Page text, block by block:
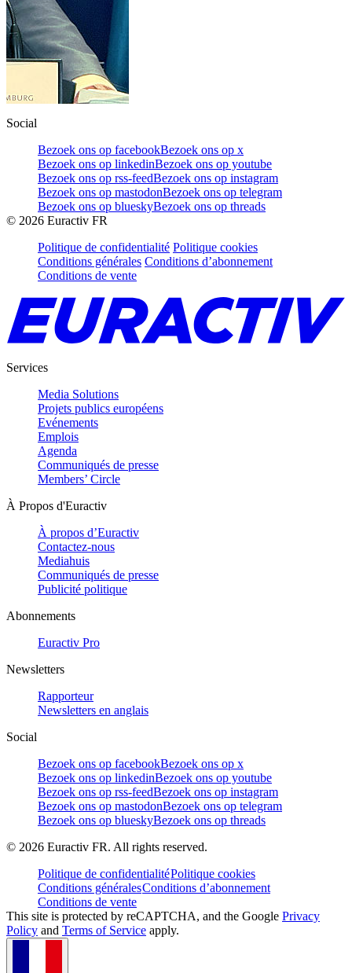
Social
Bezoek ons op facebookBezoek ons op x
Bezoek ons op linkedinBezoek ons op youtube
Bezoek ons op rss-feedBezoek ons op instagram
Bezoek ons op mastodonBezoek ons op telegram
Bezoek ons op blueskyBezoek ons op threads
© 2026 Euractiv FR
Politique de confidentialité Politique cookies
Conditions générales Conditions d’abonnement
Conditions de vente
Services
Media Solutions
Projets publics européens
Evénements
Emplois
Agenda
Communiqués de presse
Members’ Circle
À Propos d'Euractiv
À propos d’Euractiv
Contactez-nous
Mediahuis
Communiqués de presse
Publicité politique
Abonnements
Euractiv Pro
Newsletters
Rapporteur
Newsletters en anglais
Social
Bezoek ons op facebookBezoek ons op x
Bezoek ons op linkedinBezoek ons op youtube
Bezoek ons op rss-feedBezoek ons op instagram
Bezoek ons op mastodonBezoek ons op telegram
Bezoek ons op blueskyBezoek ons op threads
© 2026 Euractiv FR. All rights reserved.
Politique de confidentialitéPolitique cookies
Conditions généralesConditions d’abonnement
Conditions de vente
This site is protected by reCAPTCHA, and the Google Privacy
Policy and Terms of Service apply.